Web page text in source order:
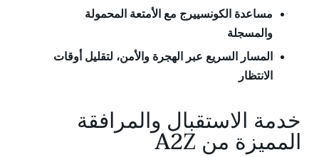
مساعدة الكونسييرج مع الأمتعة المحمولة
والمسجلة
المسار السريع عبر الهجرة والأمن، لتقليل أوقات
الانتظار
خدمة الاستقبال والمرافقة
المميزة من A2Z